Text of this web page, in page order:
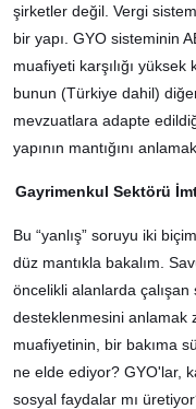
şirketler değil. Vergi
bir yapı. GYO sisteminin
muafiyeti karşılığı
bunun (Türkiye dahil)
mevzuatlara adapte
yapının mantığını
Gayrimenkul Sektörü
Bu “yanlış” soruyu iki
düz mantıkla bakalım.
öncelikli alanlarda
desteklenmesini anlamak
muafiyetinin, bir bakıma
ne elde ediyor? GYO'lar,
sosyal faydalar mı